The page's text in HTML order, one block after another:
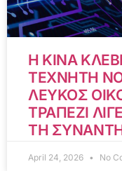
Η ΚΙΝΑ
ΤΕΧΝΗΤΗ
ΛΕΥΚΟΣ
ΤΡΑΠΕΖΙ
ΤΗ
April 24, 2026 No